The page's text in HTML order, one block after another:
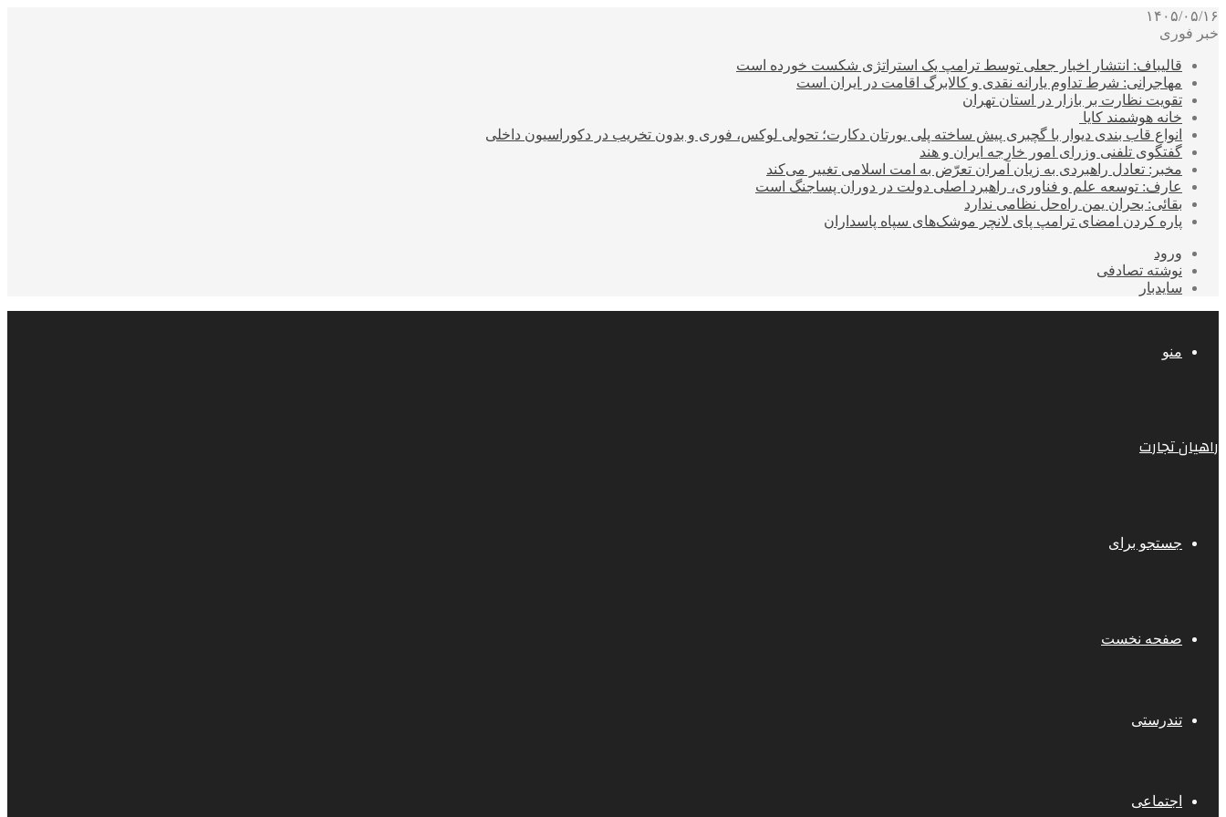
۱۴۰۵/۰۵/۱۶
خبر فوری
قالیباف: انتشار اخبار جعلی توسط ترامپ یک استراتژی شکست خورده است
مهاجرانی: شرط تداوم یارانه نقدی و کالابرگ اقامت در ایران است
تقویت نظارت بر بازار در استان تهران
خانه هوشمند کایا
انواع قاب بندی دیوار با گچبری پیش ساخته پلی یورتان دکارت؛ تحولی لوکس، فوری و بدون تخریب در دکوراسیون داخلی
گفتگوی تلفنی وزرای امور خارجه ایران و هند
مخبر: تعادل راهبردی به زیان آمران تعرّض به امت اسلامی تغییر می‌کند
عارف: توسعه علم و فناوری، راهبرد اصلی دولت در دوران پساجنگ است
بقائی: بحران یمن راه‌حل نظامی ندارد
پاره کردن امضای ترامپ پای لانچر موشک‌های سپاه پاسداران
ورود
نوشته تصادفی
سایدبار
منو
راهیان تجارت
جستجو برای
صفحه نخست
تندرستی
اجتماعی